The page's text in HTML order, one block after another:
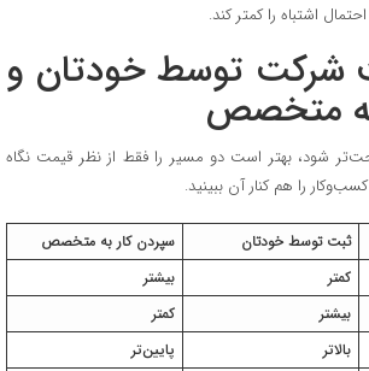
اشتباه را کمتر کند.
شرکت توسط خودتان و
متخصص
شود، بهتر است دو مسیر را فقط از نظر قیمت نگاه
را هم کنار آن ببینید.
ثبت توسط خودتان
سپردن کار به متخصص
کمتر
بیشتر
بیشتر
کمتر
بالاتر
پایین‌تر